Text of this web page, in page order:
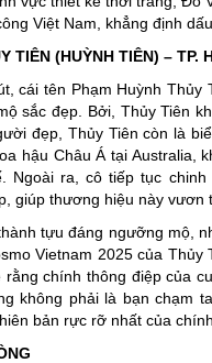
Việt Nam, khẳng định
TIÊN (HUỲNH TIÊN) – TP.
cái tên Phạm Huỳnh Thủy
sắc đẹp. Bởi, Thủy Tiên
đẹp, Thủy Tiên còn là
hậu Châu Á tại Australia,
Ngoài ra, cô tiếp tục
giúp thương hiệu này vươn
tựu đáng ngưỡng mộ,
Vietnam 2025 của
chính thông điệp của
không phải là bạn chạm
bản rực rỡ nhất của